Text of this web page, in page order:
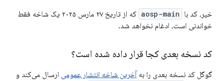
خیر، کد با aosp-main
که از تاریخ ۲۷ مارس ۲۰۲۵ یک شاخه فقط
خواندنی است، ادغام نخواهد شد.
کد نسخه بعدی کجا قرار داده شده است؟
گوگل کد نسخه بعدی را به آخرین شاخه انتشار عمومی ارسال می‌کند و